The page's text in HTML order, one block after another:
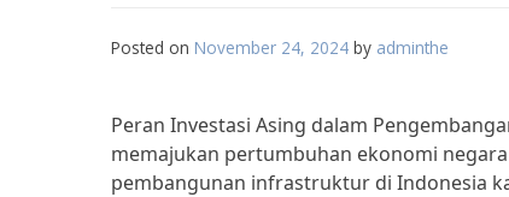
Posted on November 24, 2024 by adminthe
Peran Investasi Asing dalam
memajukan pertumbuhan ekonomi
pembangunan infrastruktur di Indonesia